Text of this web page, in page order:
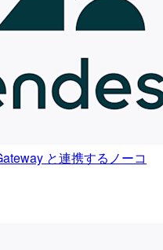
と連携するノーコ